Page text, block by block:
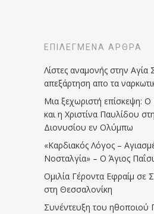
ΕΠΙΛΕΓΜΈΝΑ ΆΡΘΡΑ
Λίστες αναμονής στην Αγία
απεξάρτηση απο τα
Μια ξεχωριστή επίσκεψη: Ο
και η Χριστίνα Παυλίδου
Διονυσίου εν Ολύμπω
«Καρδιακός Λόγος –
Νοσταλγία» – Ο Άγιος
Ομιλία Γέροντα Εφραίμ σε
στη Θεσσαλονίκη
Συνέντευξη του ηθοποιού